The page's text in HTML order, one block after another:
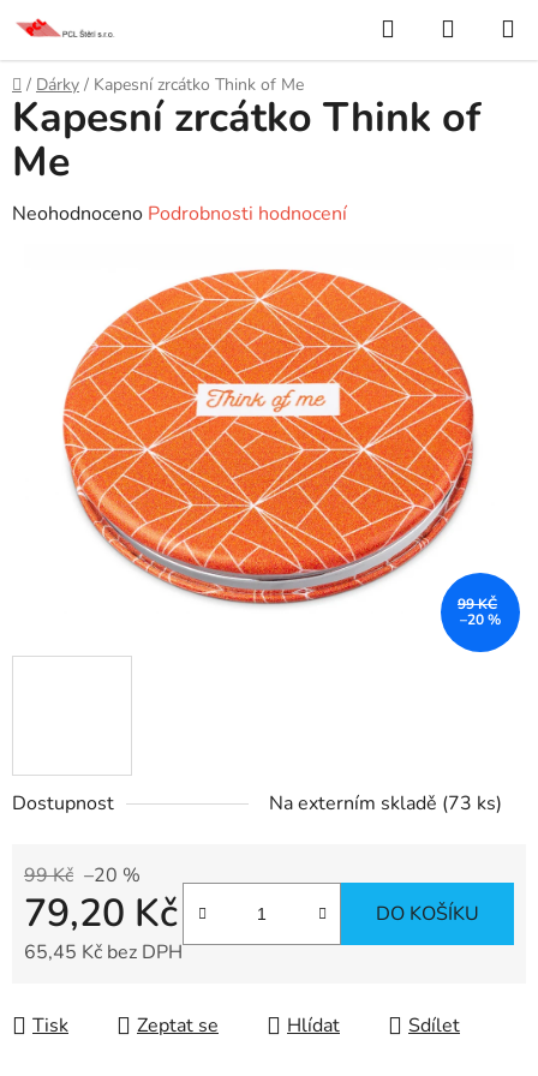
Přejít
obsah
Hledat
KOŠÍK
Domů
/ Dárky / Kapesní zrcátko Think of Me
Dostupnost Na externím skladě (73 ks)
99 Kč –20 %
79,20 Kč
65,45 Kč bez DPH
DO KOŠÍKU
Tisk Zeptat se Hlídat Sdílet
Kapesní zrcátko Think of
Me
Průměrné
hvězdiček.
Neohodnoceno Podrobnosti hodnocení
99 KČ
–20 %